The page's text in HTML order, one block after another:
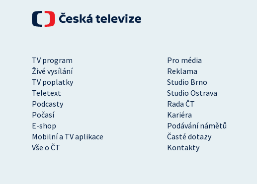
TV program
Pro média
Živé vysílání
Reklama
TV poplatky
Studio Brno
Teletext
Studio Ostrava
Podcasty
Rada ČT
Počasí
Kariéra
E-shop
Podávání námětů
Mobilní a TV aplikace
Časté dotazy
Vše o ČT
Kontakty